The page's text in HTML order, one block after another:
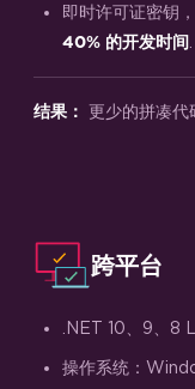
即时许可证密钥
40% 的开发时间
结果： 更少的拼凑代
跨平台
.NET 10、9、8
操作系统：